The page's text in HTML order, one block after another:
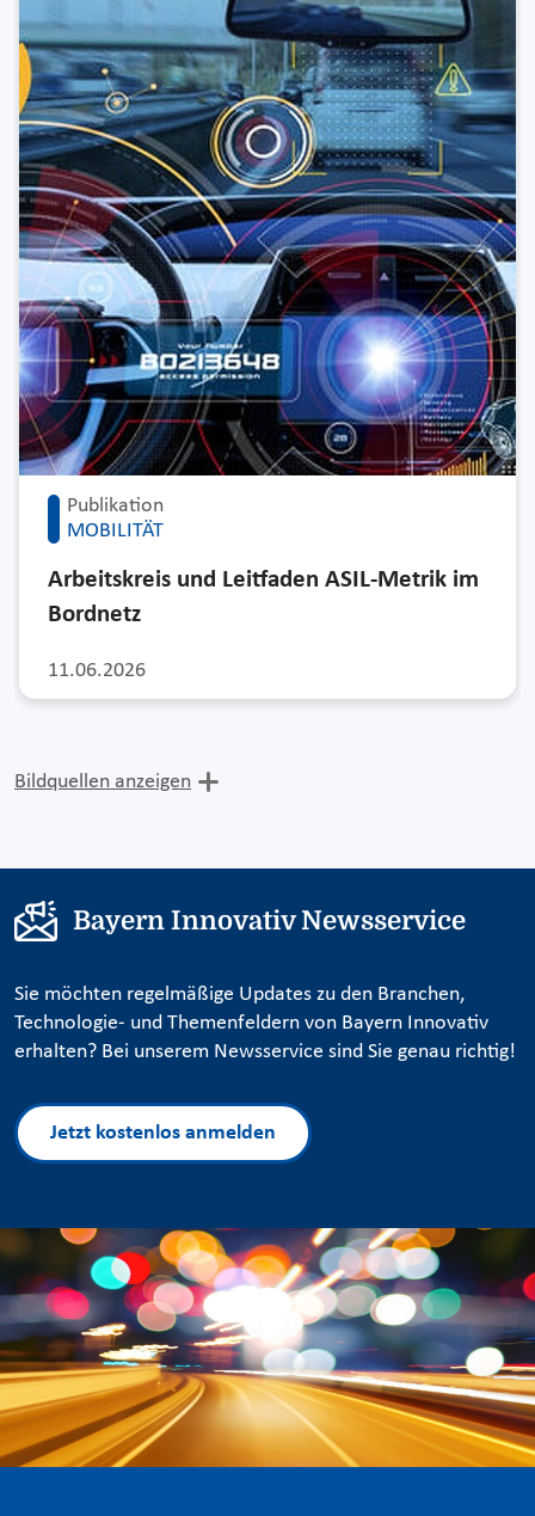
Publikation
MOBILITÄT
11.06.2026
Arbeitskreis und Leitfaden ASIL-Metrik im
Bordnetz
Bildquellen anzeigen
Bayern Innovativ Newsservice
Sie möchten regelmäßige Updates zu den Branchen,
Technologie- und Themenfeldern von Bayern Innovativ
erhalten? Bei unserem Newsservice sind Sie genau richtig!
Jetzt kostenlos anmelden